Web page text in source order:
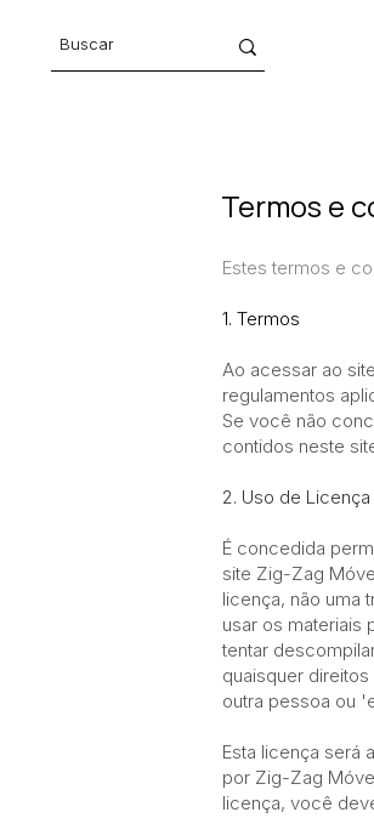
Termos e
Estes termos e
1. Termos
Ao acessar ao
regulamentos
Se você não
contidos neste
2. Uso de Licença
É concedida
site Zig-Zag
licença, não uma
usar os materiais
tentar
quaisquer
outra pessoa
Esta licença será
por Zig-Zag
licença, você